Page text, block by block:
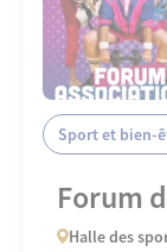
Sport et bien-
Forum
Halle des